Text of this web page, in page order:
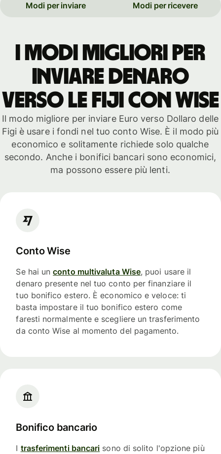
Modi per inviare Modi per ricevere
I modi migliori per
inviare denaro
verso le Fiji con WISE
Il modo migliore per inviare Euro verso Dollaro delle
Figi è usare i fondi nel tuo conto Wise. È il modo più
economico e solitamente richiede solo qualche
secondo. Anche i bonifici bancari sono economici,
ma possono essere più lenti.
Conto Wise
Se hai unconto multivaluta Wise, puoi usare il
denaro presente nel tuo conto per finanziare il
tuo bonifico estero. È economico e veloce: ti
basta impostare il tuo bonifico estero come
faresti normalmente e scegliere un trasferimento
da conto Wise al momento del pagamento.
Bonifico bancario
I trasferimenti bancari sono di solito l'opzione più